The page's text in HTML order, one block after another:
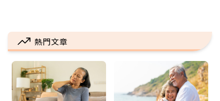
熱門文章